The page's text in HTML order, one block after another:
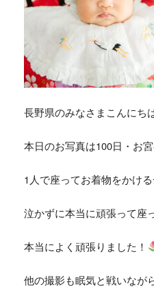
長野県のみなさまこんにち
本日のお写真は100日・お
1人で座ってお着物をかける
泣かずに本当に頑張って座
本当によく頑張りました！
他の撮影も眠気と戦いなが